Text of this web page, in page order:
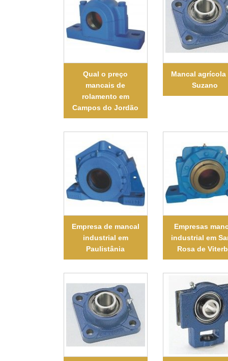
Qual o preço
mancais de
rolamento em
Campos do Jordão
Mancal agrícola
Suzano
Empresa de mancal
industrial em
Paulistânia
Empresas
industrial em
Rosa de